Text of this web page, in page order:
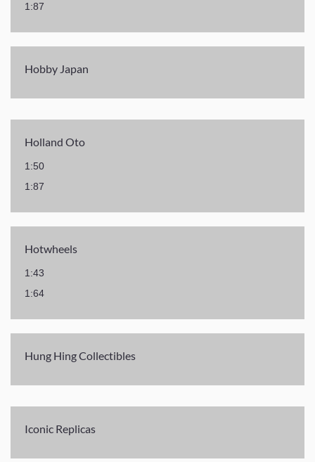
1:87
Hobby Japan
Holland Oto
1:50
1:87
Hotwheels
1:43
1:64
Hung Hing Collectibles
Iconic Replicas